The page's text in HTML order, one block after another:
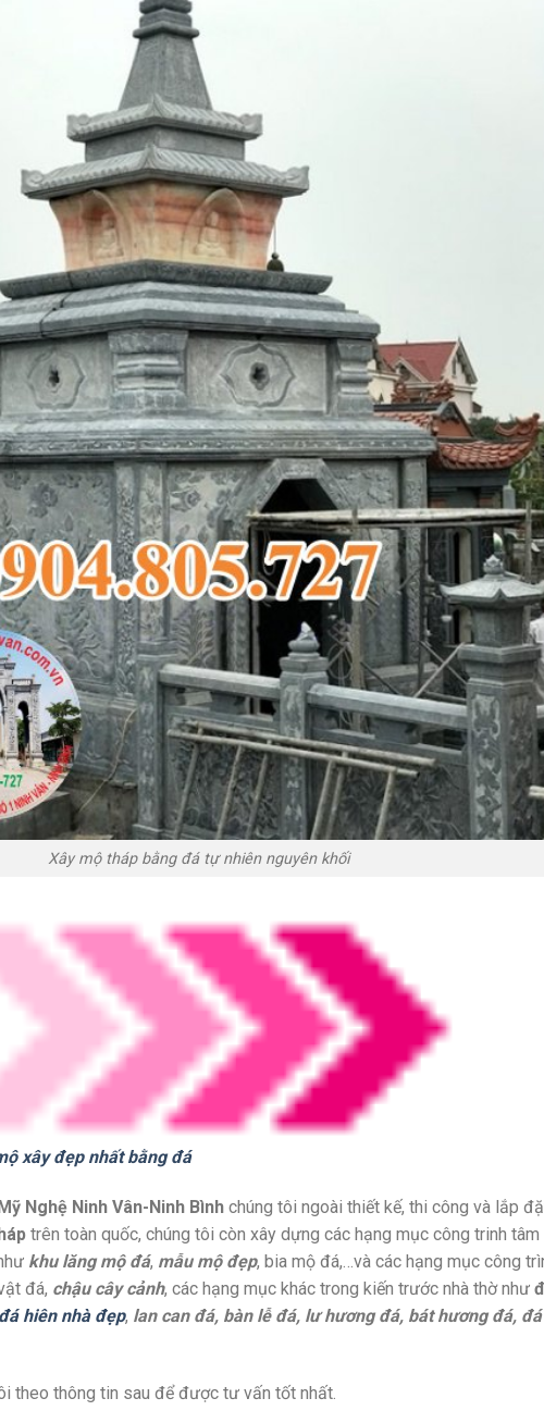
Xây mộ tháp bằng đá tự nhiên nguyên khối
xây đẹp nhất bằng đá
Nghệ Ninh Vân-Ninh Bình chúng tôi ngoài thiết kế, thi công và lắp
trên toàn quốc, chúng tôi còn xây dựng các hạng mục công trinh tâm
khu lăng mộ đá, mẫu mộ đẹp, bia mộ đá,…và các hạng mục công
đá, chậu cây cảnh, các hạng mục khác trong kiến trước nhà thờ như
hiên nhà đẹp, lan can đá, bàn lễ đá, lư hương đá, bát hương đá, đá
theo thông tin sau để được tư vấn tốt nhất.